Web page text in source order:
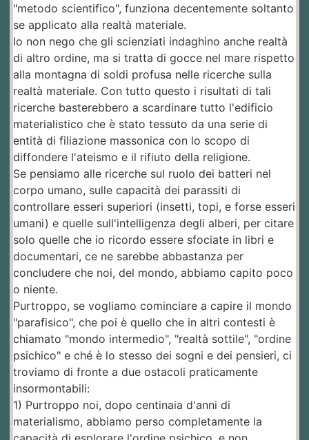
"metodo scientifico", funziona decentemente soltanto
se applicato alla realtà materiale.
Io non nego che gli scienziati indaghino anche realtà
di altro ordine, ma si tratta di gocce nel mare rispetto
alla montagna di soldi profusa nelle ricerche sulla
realtà materiale. Con tutto questo i risultati di tali
ricerche basterebbero a scardinare tutto l'edificio
materialistico che è stato tessuto da una serie di
entità di filiazione massonica con lo scopo di
diffondere l'ateismo e il rifiuto della religione.
Se pensiamo alle ricerche sul ruolo dei batteri nel
corpo umano, sulle capacità dei parassiti di
controllare esseri superiori (insetti, topi, e forse esseri
umani) e quelle sull'intelligenza degli alberi, per citare
solo quelle che io ricordo essere sfociate in libri e
documentari, ce ne sarebbe abbastanza per
concludere che noi, del mondo, abbiamo capito poco
o niente.
Purtroppo, se vogliamo cominciare a capire il mondo
"parafisico", che poi è quello che in altri contesti è
chiamato "mondo intermedio", "realtà sottile", "ordine
psichico" e ché è lo stesso dei sogni e dei pensieri, ci
troviamo di fronte a due ostacoli praticamente
insormontabili:
1) Purtroppo noi, dopo centinaia d'anni di
materialismo, abbiamo perso completamente la